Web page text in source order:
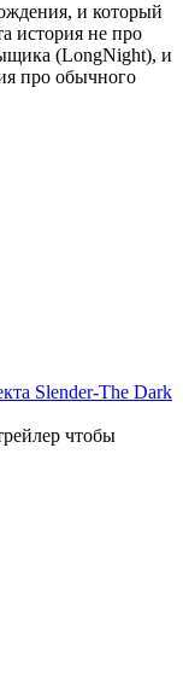
и который
история не про
(LongNight), и
про обычного
Slender-The Dark
чтобы